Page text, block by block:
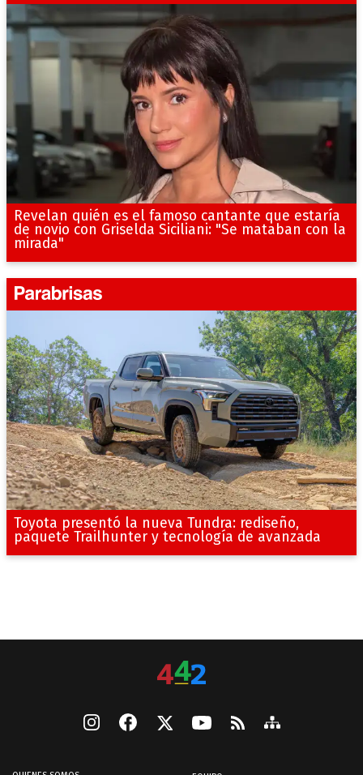
Revelan quién es el famoso cantante que estaría
de novio con Griselda Siciliani: "Se mataban con la
mirada"
Toyota presentó la nueva Tundra: rediseño,
paquete Trailhunter y tecnología de avanzada